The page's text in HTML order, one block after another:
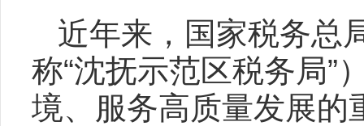
近年来，国家税务总
称“沈抚示范区税务局”
境、服务高质量发展的